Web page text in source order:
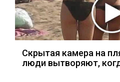
Скрытая камера на
люди вытворяют,